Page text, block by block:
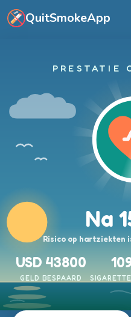
Ga naar hoofdinhoud
QuitSmokeApp
PRESTATIE
Na
Risico op hartziekten
USD 43800
GELD BESPAARD